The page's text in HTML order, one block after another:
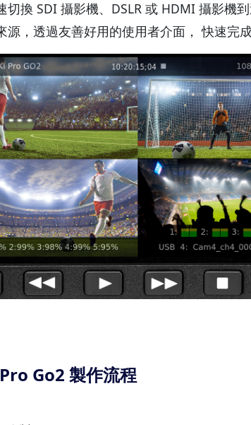
切換 SDI 攝影機、DSLR 或 HDMI 攝影機
源，透過友善好用的使用者介面， 快速完成
Go2 製作流程